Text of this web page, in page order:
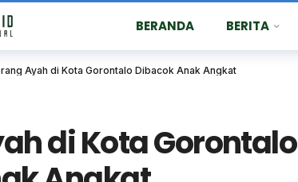
BERANDA BERITA
Ayah di Kota Gorontalo Dibacok Anak Angkat
di Kota Gorontalo